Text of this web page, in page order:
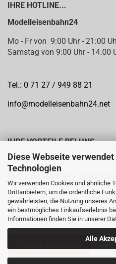
Diese Webseite
Technologien
Wir verwenden Cookies und ähnliche
Drittanbietern, um die ordentliche
gewährleisten, die Nutzung unseres
ein bestmögliches Einkaufserlebnis
Informationen finden Sie in unserer
Alle
IHRE HOTLINE...
Modelleisenbahn24
Mo - Fr von 9:00 Uhr - 21:00
Samstag von 9:00 Uhr - 14.00
Tel.: 0 71 27 / 949 88 21
info@modelleisenbahn24.net
IHRE VORTEILE BEI UNS...
Offizieller Vertragspartner der
Kiss MBW Finemodels
Dienstleistungen wie
undDecoder Einbau vom